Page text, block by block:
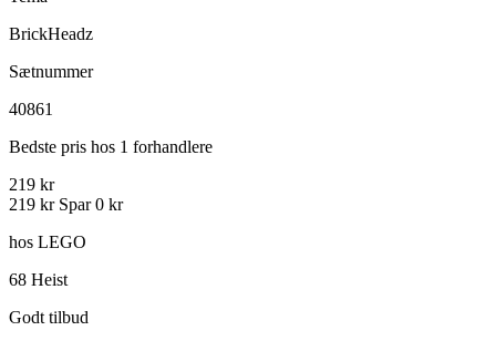
BrickHeadz
Sætnummer
40861
Bedste pris hos 1 forhandlere
219 kr
219 kr Spar 0 kr
hos LEGO
68 Heist
Godt tilbud